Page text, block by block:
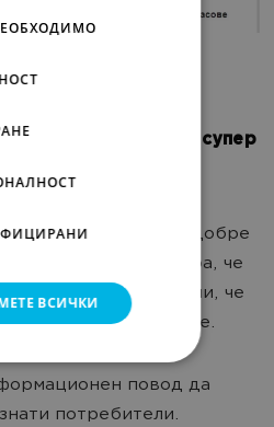
сайт, но акцията е супер
да изключим
и честота по-добре
кажем на повече хора, че
на сайта и са видели, че
в следващите.
повод да
потребители.
ВСИЧКИ